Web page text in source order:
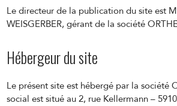
Le directeur de la publication du site est
WEISGERBER, gérant de la société
Hébergeur du site
Le présent site est hébergé par la société
social est situé au 2, rue Kellermann –